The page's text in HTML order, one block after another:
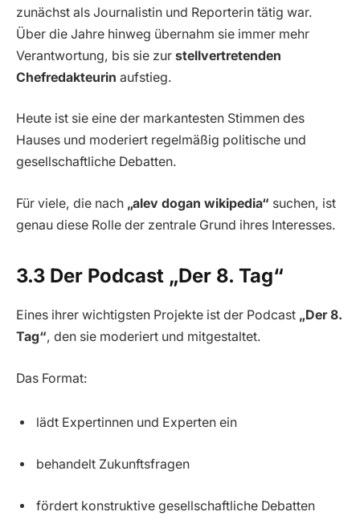
zunächst als Journalistin und Reporterin tätig war.
Über die Jahre hinweg übernahm sie immer mehr
Verantwortung, bis sie zur stellvertretenden
Chefredakteurin aufstieg.
Heute ist sie eine der markantesten Stimmen des
Hauses und moderiert regelmäßig politische und
gesellschaftliche Debatten.
Für viele, die nach „alev dogan wikipedia“ suchen, ist
genau diese Rolle der zentrale Grund ihres Interesses.
3.3 Der Podcast „Der 8. Tag“
Eines ihrer wichtigsten Projekte ist der Podcast „Der 8.
Tag“, den sie moderiert und mitgestaltet.
Das Format:
lädt Expertinnen und Experten ein
behandelt Zukunftsfragen
fördert konstruktive gesellschaftliche Debatten